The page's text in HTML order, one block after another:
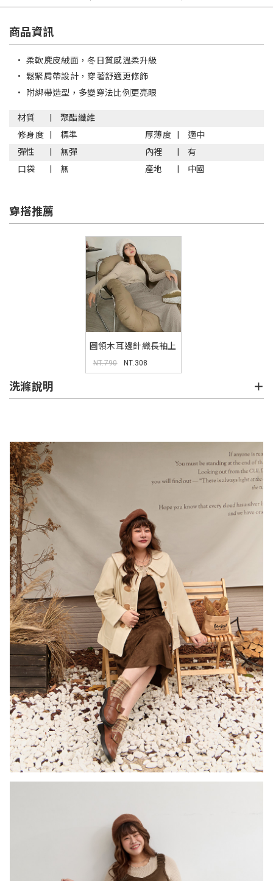
商品資訊
• 柔軟麂皮絨面，冬日質感溫柔升級
• 鬆緊肩帶設計，穿著舒適更修飾
• 附綁帶造型，多變穿法比例更亮眼
材質
聚酯纖維
修身度
標準 厚薄度
適中
彈性
無彈 內裡
有
口袋
無 產地 中國
穿搭推薦
圓領木耳邊針織長袖上
衣
NT.790 NT.308
洗滌說明